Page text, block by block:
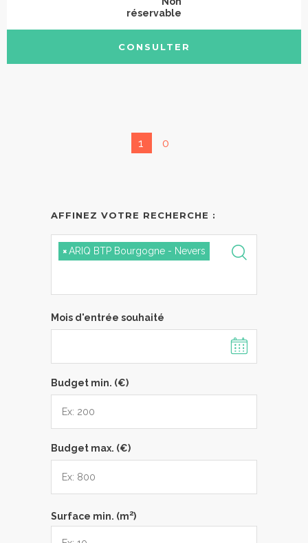
réservable
CONSULTER
1 0
AFFINEZ VOTRE RECHERCHE :
×ARIQ BTP Bourgogne - Nevers
Mois d'entrée souhaité
Budget min. (€)
Budget max. (€)
Surface min. (m2)